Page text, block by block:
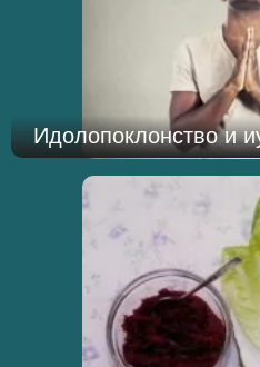
Идолопоклонство и